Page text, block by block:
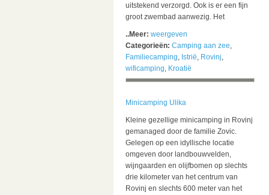
uitstekend verzorgd. Ook is er een fijn
groot zwembad aanwezig. Het
..Meer: weergeven
Categorieën: Camping aan zee,
Familiecamping, Istrië, Rovinj,
wificamping, Kroatië
Minicamping Ulika
Kleine gezellige minicamping in Rovinj
gemanaged door de familie Zovic.
Gelegen op een idyllische locatie
omgeven door landbouwvelden,
wijngaarden en olijfbomen op slechts
drie kilometer van het centrum van
Rovinj en slechts 600 meter van het